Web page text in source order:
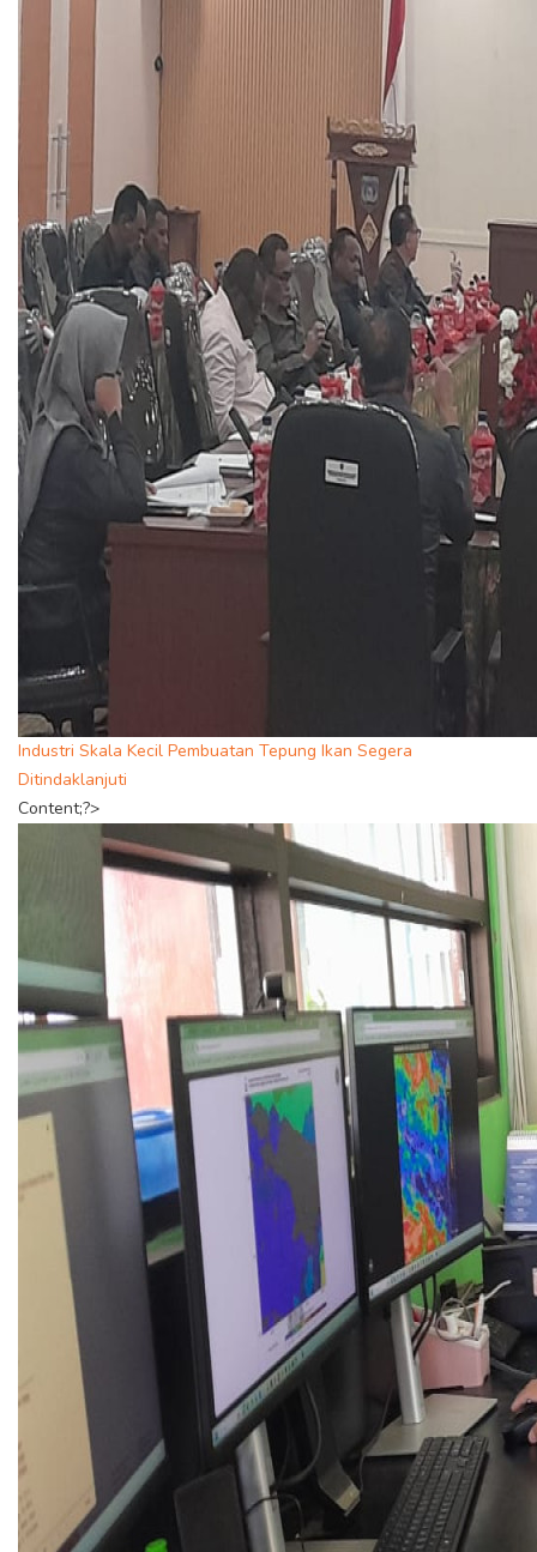
Industri Skala Kecil Pembuatan Tepung Ikan Segera
Ditindaklanjuti
Content;?>